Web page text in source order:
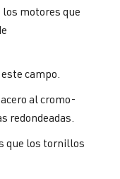
los motores que
campo.
al cromo-
redondeadas.
que los tornillos